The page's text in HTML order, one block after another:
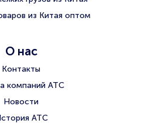
из Китая оптом
О нас
Контакты
компаний АТС
Новости
АТС